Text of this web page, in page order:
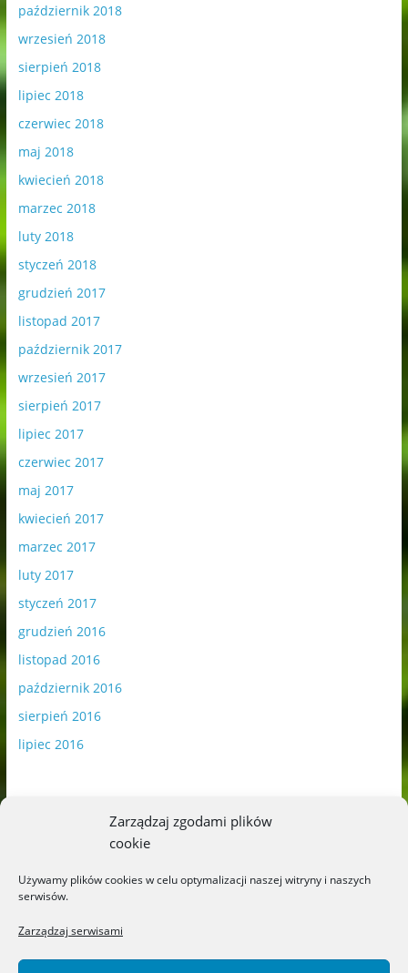
Zarządzaj zgodami plików
cookie
Używamy plików cookies w celu optymalizacji naszej witryny i naszych
serwisów.
Zarządzaj serwisami
październik 2018
wrzesień 2018
sierpień 2018
lipiec 2018
czerwiec 2018
maj 2018
kwiecień 2018
marzec 2018
luty 2018
styczeń 2018
grudzień 2017
listopad 2017
październik 2017
wrzesień 2017
sierpień 2017
lipiec 2017
czerwiec 2017
maj 2017
kwiecień 2017
marzec 2017
luty 2017
styczeń 2017
grudzień 2016
listopad 2016
październik 2016
sierpień 2016
lipiec 2016